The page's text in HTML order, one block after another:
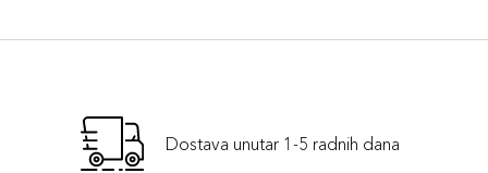
Dostava unutar 1-5 radnih dana